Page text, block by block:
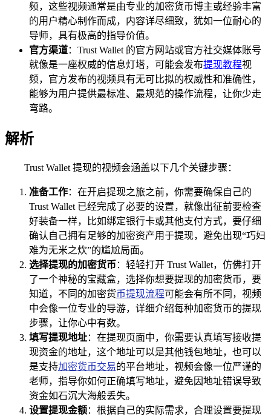
频，这些视频通常是由专业的加密货币博主或经验丰富
的用户精心制作而成，内容详尽细致，犹如一位耐心的
导师，具有极高的指导价值。
官方渠道：Trust Wallet 的官方网站或官方社交媒体账号
就像是一座权威的信息灯塔，可能会发布提现教程视
频，官方发布的视频具有无可比拟的权威性和准确性，
能够为用户提供最标准、最规范的操作流程，让你少走
弯路。
解析
Trust Wallet 提现的视频会涵盖以下几个关键步骤：
准备工作：在开启提现之旅之前，你需要确保自己的
Trust Wallet 已经完成了必要的设置，就像出征前要检查
好装备一样，比如绑定银行卡或其他支付方式，要仔细
确认自己拥有足够的加密资产用于提现，避免出现“巧妇
难为无米之炊”的尴尬局面。
选择提现的加密货币 ：轻轻打开 Trust Wallet，仿佛打开
了一个神秘的宝藏盒，选择你想要提现的加密货币，要
知道，不同的加密货币提现流程可能会有所不同，视频
中会像一位专业的导游，详细介绍每种加密货币的提现
步骤，让你心中有数。
填写提现地址：在提现页面中，你需要认真填写接收提
现资金的地址，这个地址可以是其他钱包地址，也可以
是支持加密货币交易的平台地址，视频会像一位严谨的
老师，指导你如何正确填写地址，避免因地址错误导致
资金如石沉大海般丢失。
设置提现金额：根据自己的实际需求，合理设置要提现